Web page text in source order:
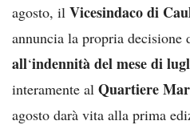
agosto, il Vicesindaco di
annuncia la propria decisione
all‘indennità del mese di
interamente al Quartiere
agosto darà vita alla prima